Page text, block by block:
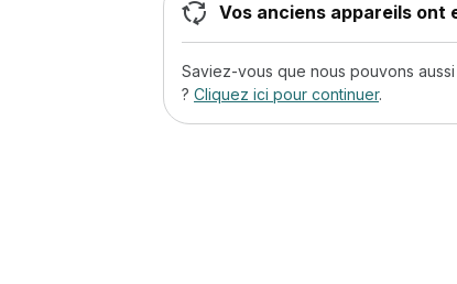
Vos anciens appareils ont
Saviez-vous que nous pouvons
? Cliquez ici pour continuer.